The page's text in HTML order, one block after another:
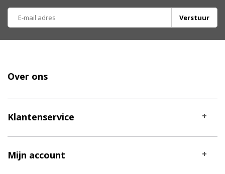
Verstuur
Over ons
Klantenservice
Mijn account